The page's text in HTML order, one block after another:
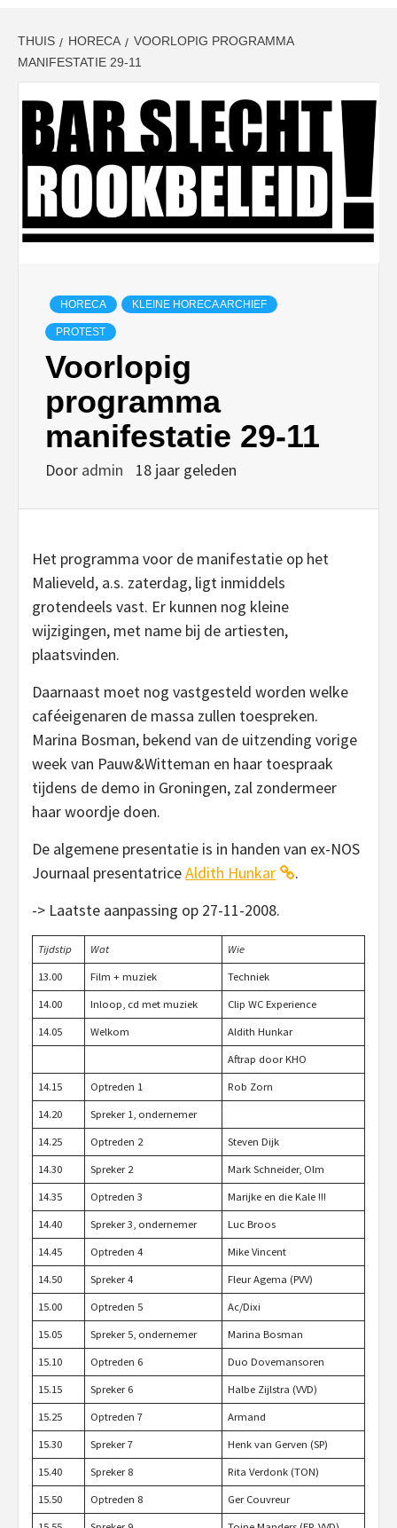
THUIS HORECA
VOORLOPIG PROGRAMMA
MANIFESTATIE 29-11
HORECA KLEINE HORECA ARCHIEF
PROTEST
Voorlopig
programma
manifestatie 29-11
Door admin 18 jaar geleden
Het programma voor de manifestatie op het
Malieveld, a.s. zaterdag, ligt inmiddels
grotendeels vast. Er kunnen nog kleine
wijzigingen, met name bij de artiesten,
plaatsvinden.
Daarnaast moet nog vastgesteld worden welke
caféeigenaren de massa zullen toespreken.
Marina Bosman, bekend van de uitzending vorige
week van Pauw&Witteman en haar toespraak
tijdens de demo in Groningen, zal zondermeer
haar woordje doen.
De algemene presentatie is in handen van ex-NOS
Journaal presentatriceAldith Hunkar
.
-> Laatste aanpassing op 27-11-2008.
Tijdstip Wat Wie
13.00 Film + muziek Techniek
14.00 Inloop, cd met muziek Clip WC Experience
14.05 Welkom Aldith Hunkar
Aftrap door KHO
14.15 Optreden 1 Rob Zorn
14.20 Spreker 1, ondernemer
14.25 Optreden 2 Steven Dijk
14.30 Spreker 2 Mark Schneider, Olm
14.35 Optreden 3 Marijke en die Kale !!!
14.40 Spreker 3, ondernemer Luc Broos
14.45 Optreden 4 Mike Vincent
14.50 Spreker 4 Fleur Agema (PVV)
15.00 Optreden 5 Ac/Dixi
15.05 Spreker 5, ondernemer Marina Bosman
15.10 Optreden 6 Duo Dovemansoren
15.15 Spreker 6 Halbe Zijlstra (VVD)
15.25 Optreden 7 Armand
15.30 Spreker 7 Henk van Gerven (SP)
15.40 Spreker 8 Rita Verdonk (TON)
15.50 Optreden 8 Ger Couvreur